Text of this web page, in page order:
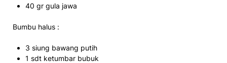
40 gr gula jawa
Bumbu halus :
3 siung bawang putih
1 sdt ketumbar bubuk